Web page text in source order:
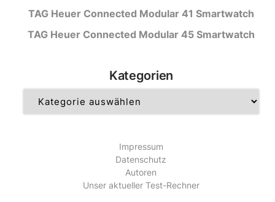
TAG Heuer Connected Modular 41 Smartwatch
TAG Heuer Connected Modular 45 Smartwatch
Kategorien
Impressum
Datenschutz
Autoren
Unser aktueller Test-Rechner